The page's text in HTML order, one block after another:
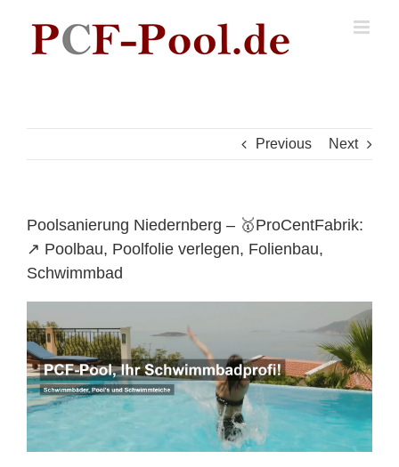
content
Previous Next
Poolsanierung Niedernberg – 🥇ProCentFabrik:
↗️ Poolbau, Poolfolie verlegen, Folienbau,
Schwimmbad